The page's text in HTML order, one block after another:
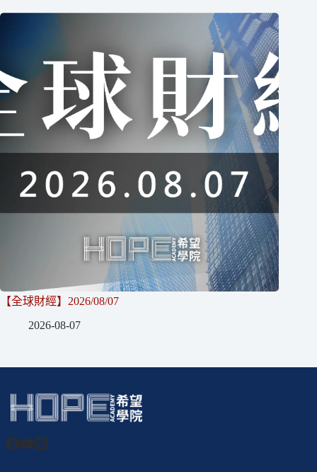
【全球財經】2026/08/07
2026-08-07